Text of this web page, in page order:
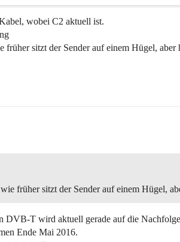
wobei C2 aktuell ist.
sitzt der Sender auf einem Hügel, aber
früher sitzt der Sender auf einem Hügel,
DVB-T wird aktuell gerade auf die
Ende Mai 2016.